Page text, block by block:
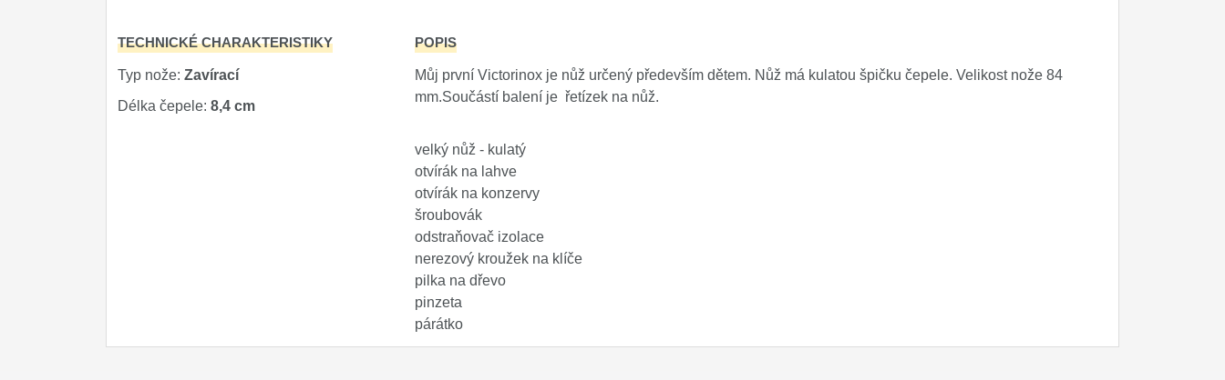
TECHNICKÉ CHARAKTERISTIKY
Typ nože: Zavírací
Délka čepele: 8,4 cm
POPIS
Můj první Victorinox je nůž určený především dětem. Nůž má kulatou špičku čepele. Velikost nože 84
mm.Součástí balení je řetízek na nůž.
velký nůž - kulatý
otvírák na lahve
otvírák na konzervy
šroubovák
odstraňovač izolace
nerezový kroužek na klíče
pilka na dřevo
pinzeta
párátko